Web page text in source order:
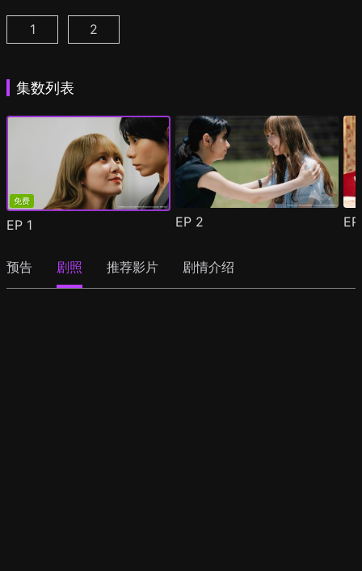
彩香最爱弘子前辈 第1集
1 彩香最爱弘子前辈 第2季 第1集
2
集数列表
免费
EP 1 EP 2
预告 剧照 推荐影片 剧情介绍